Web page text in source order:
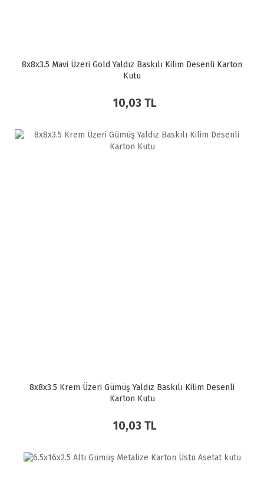
8x8x3.5 Mavi Üzeri Gold Yaldız Baskılı Kilim Desenli Karton
Kutu
10,03 TL
8x8x3.5 Krem Üzeri Gümüş Yaldız Baskılı Kilim Desenli
Karton Kutu
10,03 TL